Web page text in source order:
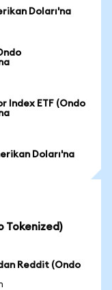
Doları'na
Index ETF (Ondo
Doları'na
Tokenized)
Reddit (Ondo